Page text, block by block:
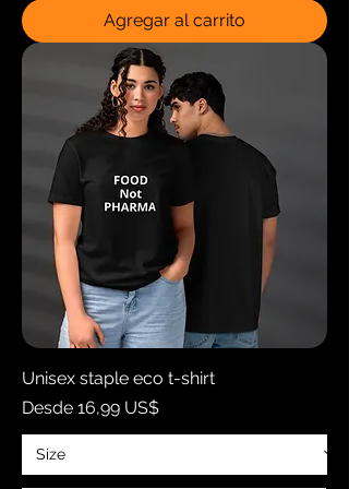
Agregar al carrito
Unisex staple eco t-shirt
Desde 16,99 US$
Precio de oferta